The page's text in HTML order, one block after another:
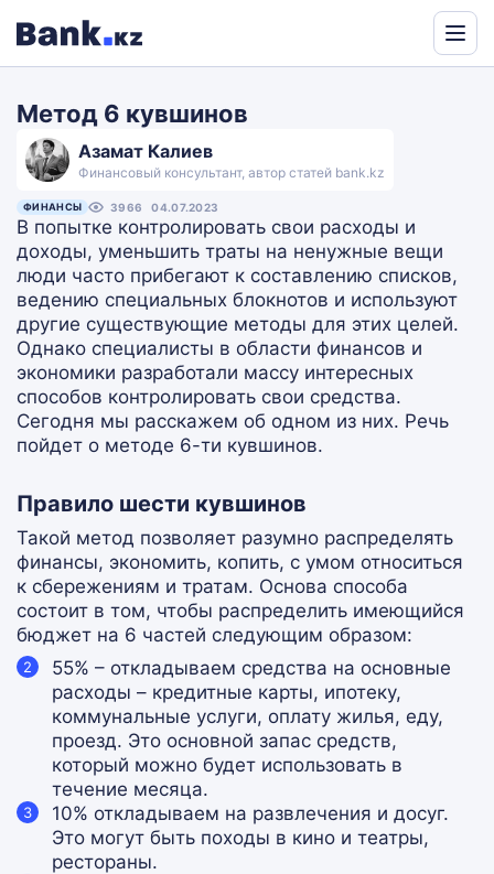
Метод 6 кувшинов
Азамат Калиев
Финансовый консультант, автор статей bank.kz
ФИНАНСЫ 3966 04.07.2023
В попытке контролировать свои расходы и
доходы, уменьшить траты на ненужные вещи
люди часто прибегают к составлению списков,
ведению специальных блокнотов и используют
другие существующие методы для этих целей.
Однако специалисты в области финансов и
экономики разработали массу интересных
способов контролировать свои средства.
Сегодня мы расскажем об одном из них. Речь
пойдет о методе 6-ти кувшинов.
Правило шести кувшинов
Такой метод позволяет разумно распределять
финансы, экономить, копить, с умом относиться
к сбережениям и тратам. Основа способа
состоит в том, чтобы распределить имеющийся
бюджет на 6 частей следующим образом:
55% – откладываем средства на основные
расходы – кредитные карты, ипотеку,
коммунальные услуги, оплату жилья, еду,
проезд. Это основной запас средств,
который можно будет использовать в
течение месяца.
10% откладываем на развлечения и досуг.
Это могут быть походы в кино и театры,
рестораны.